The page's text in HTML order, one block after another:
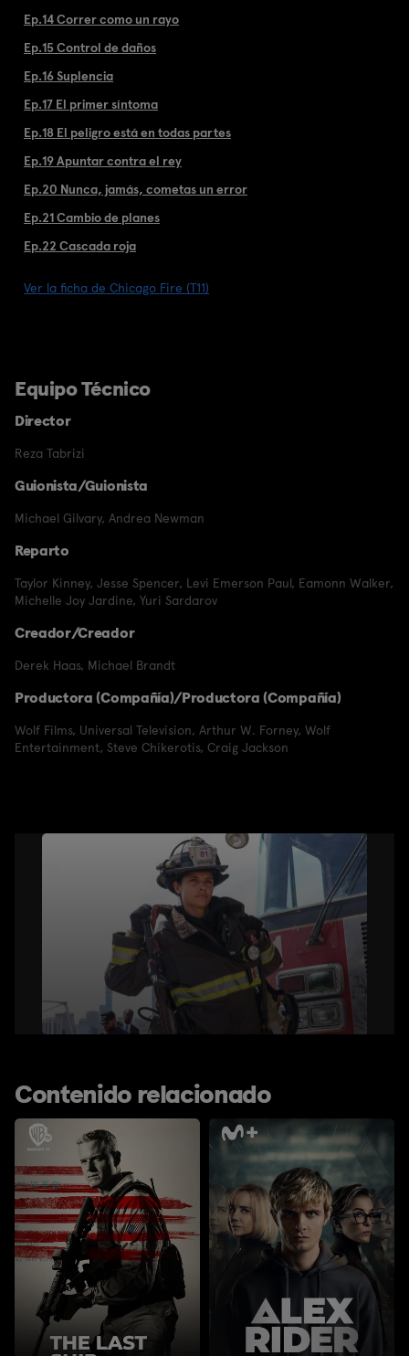
Ep.14 Correr como un rayo
Ep.15 Control de daños
Ep.16 Suplencia
Ep.17 El primer síntoma
Ep.18 El peligro está en todas partes
Ep.19 Apuntar contra el rey
Ep.20 Nunca, jamás, cometas un error
Ep.21 Cambio de planes
Ep.22 Cascada roja
Ver la ficha de Chicago Fire (T11)
Equipo Técnico
Director
Reza Tabrizi
Guionista/Guionista
Michael Gilvary, Andrea Newman
Reparto
Taylor Kinney, Jesse Spencer, Levi Emerson Paul, Eamonn Walker,
Michelle Joy Jardine, Yuri Sardarov
Creador/Creador
Derek Haas, Michael Brandt
Productora (Compañía)/Productora (Compañía)
Wolf Films, Universal Television, Arthur W. Forney, Wolf
Entertainment, Steve Chikerotis, Craig Jackson
Contenido relacionado